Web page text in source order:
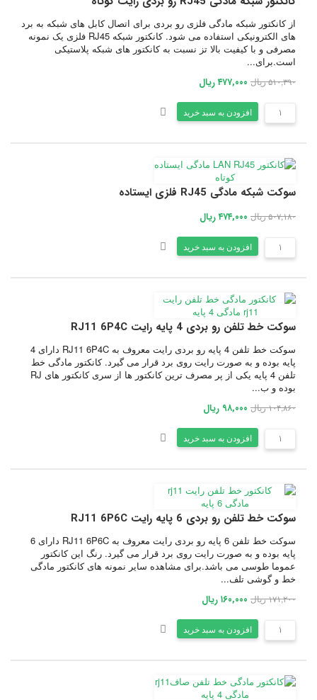
از کانکتور شبکه مادگی فلزی رو بردی برای اتصال کابل های شبکه به برد
های الکترونیکی استفاده می شود. کانکتور شبکه RJ45 فلزی یک نمونه
مصرفی و با کیفیت بالا تز نسبت به کانکتور های شبکه پلاستیکی
است.برای...
۵۱۰,۳۹۰ ریال ۴۷۷,۰۰۰ ریال
افزودن به سبد خرید
سوکت شبکه مادگی RJ45 فلزی ایستاده
۵۰۷,۱۸۰ ریال ۴۷۴,۰۰۰ ریال
افزودن به سبد خرید
سوکت خط تلفن رو بردی 4 پایه رایت RJ11 6P4C
سوکت خط تلفن 4 پایه رو بردی رایت معروف به RJ11 6P4C دارای 4
پایه بوده و به صورت رایت روی برد قرار می گیرد. کانکتور مادگی خط
تلفن 4 پایه یکی از پر مصرف ترین کانکتور ها از سری کانکتور های RJ
بوده و ب...
۱۰۴,۸۶۰ ریال ۹۸,۰۰۰ ریال
افزودن به سبد خرید
سوکت خط تلفن رو بردی 6 پایه رایت RJ11 6P6C
سوکت خط تلفن 6 پایه رو بردی رایت معروف به RJ11 6P6C دارای 6
پایه بوده و به صورت رایت روی برد قرار می گیرد. رنگ این کانکتور
عموما طوسی می باشد.برای مشاهده سایر نمونه های کانکتور مادگی
خط و گوشی تلف...
۱۷۱,۲۰۰ ریال ۱۶۰,۰۰۰ ریال
افزودن به سبد خرید